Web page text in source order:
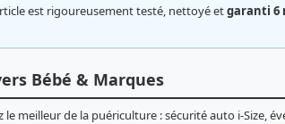
est rigoureusement testé, nettoyé etgaranti 6
Bébé & Marques
le meilleur de la puériculture : sécurité auto i-Size,